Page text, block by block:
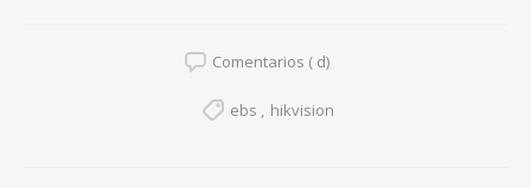
Comentarios ( d)
ebs , hikvision